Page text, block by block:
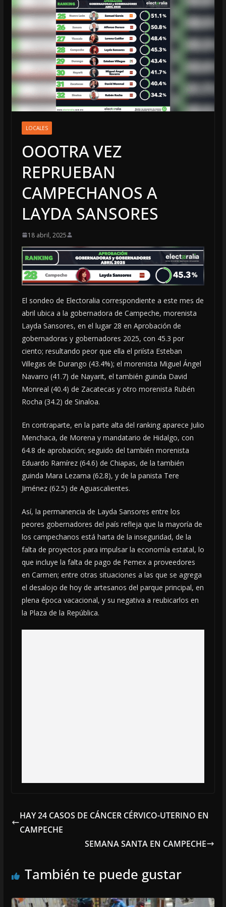
LOCALES
OOOTRA VEZ
REPRUEBAN
CAMPECHANOS A
LAYDA SANSORES
18 abril, 2025
El sondeo de Electoralia correspondiente a este mes de
abril ubica a la gobernadora de Campeche, morenista
Layda Sansores, en el lugar 28 en Aprobación de
gobernadoras y gobernadores 2025, con 45.3 por
ciento; resultando peor que ella el priísta Esteban
Villegas de Durango (43.4%); el morenista Miguel Ángel
Navarro (41.7) de Nayarit, el también guinda David
Monreal (40.4) de Zacatecas y otro morenista Rubén
Rocha (34.2) de Sinaloa.
En contraparte, en la parte alta del ranking aparece Julio
Menchaca, de Morena y mandatario de Hidalgo, con
64.8 de aprobación; seguido del también morenista
Eduardo Ramírez (64.6) de Chiapas, de la también
guinda Mara Lezama (62.8), y de la panista Tere
Jiménez (62.5) de Aguascalientes.
Así, la permanencia de Layda Sansores entre los
peores gobernadores del país refleja que la mayoría de
los campechanos está harta de la inseguridad, de la
falta de proyectos para impulsar la economía estatal, lo
que incluye la falta de pago de Pemex a proveedores
en Carmen; entre otras situaciones a las que se agrega
el desalojo de hoy de artesanos del parque principal, en
plena época vacacional, y su negativa a reubicarlos en
la Plaza de la República.
HAY 24 CASOS DE CÁNCER CÉRVICO-UTERINO EN
CAMPECHE
SEMANA SANTA EN CAMPECHE
También te puede gustar